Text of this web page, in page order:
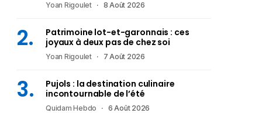
Yoan Rigoulet 8 Août 2026
Patrimoine lot-et-garonnais : ces
joyaux à deux pas de chez soi
Yoan Rigoulet 7 Août 2026
Pujols : la destination culinaire
incontournable de l’été
Quidam Hebdo 6 Août 2026